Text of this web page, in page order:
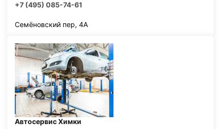
+7 (495) 085-74-61
Семёновский пер, 4А
Автосервис Химки